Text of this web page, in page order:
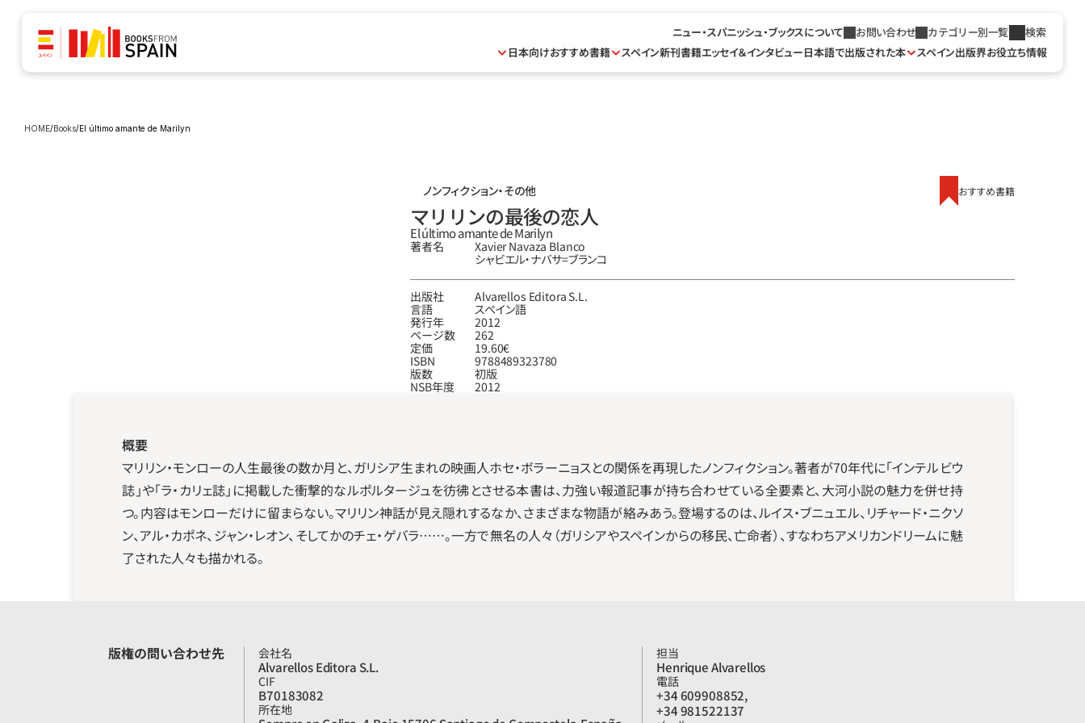
ニュー・スパニッシュ・ブックスについて お問い合わせ カテゴリー別一覧
検索
日本向けおすすめ書籍
スペイン新刊書籍エッセイ＆インタビュー日本語で出版された本 スペイン出版界お役立ち情報
HOME/Books/El último amante de Marilyn
ノンフィクション・その他 おすすめ書籍
マリリンの最後の恋人
El último amante de Marilyn
著者名
Xavier Navaza Blanco
シャビエル‧ナバサ=ブランコ
出版社
Alvarellos Editora S.L.
言語
スペイン語
発行年
2012
ページ数
262
定価
19.60€
ISBN
9788489323780
版数
初版
NSB年度
2012
概要
マリリン・モンローの人生最後の数か月と、ガリシア生まれの映画人ホセ・ボラーニョスとの関係を再現したノンフィクション。著者が70年代に「インテルビウ
誌」や「ラ・カリェ誌」に掲載した衝撃的なルポルタージュを彷彿とさせる本書は、力強い報道記事が持ち合わせている全要素と、大河小説の魅力を併せ持
つ。内容はモンローだけに留まらない。マリリン神話が見え隠れするなか、さまざまな物語が絡みあう。登場するのは、ルイス・ブニュエル、リチャード・ニクソ
ン、アル・カポネ、ジャン・レオン、そしてかのチェ・ゲバラ……。一方で無名の人々（ガリシアやスペインからの移民、亡命者）、すなわちアメリカンドリームに魅
了された人々も描かれる。
版権の問い合わせ先 会社名
Alvarellos Editora S.L.
CIF
B70183082
所在地
担当
Henrique Alvarellos
電話
+34 609908852,
+34 981522137